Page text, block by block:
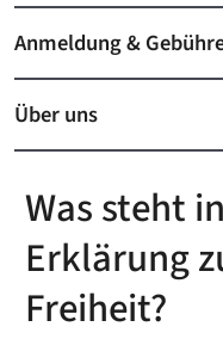
Anmeldung &
Über uns
Was steht
Erklärung
Freiheit?